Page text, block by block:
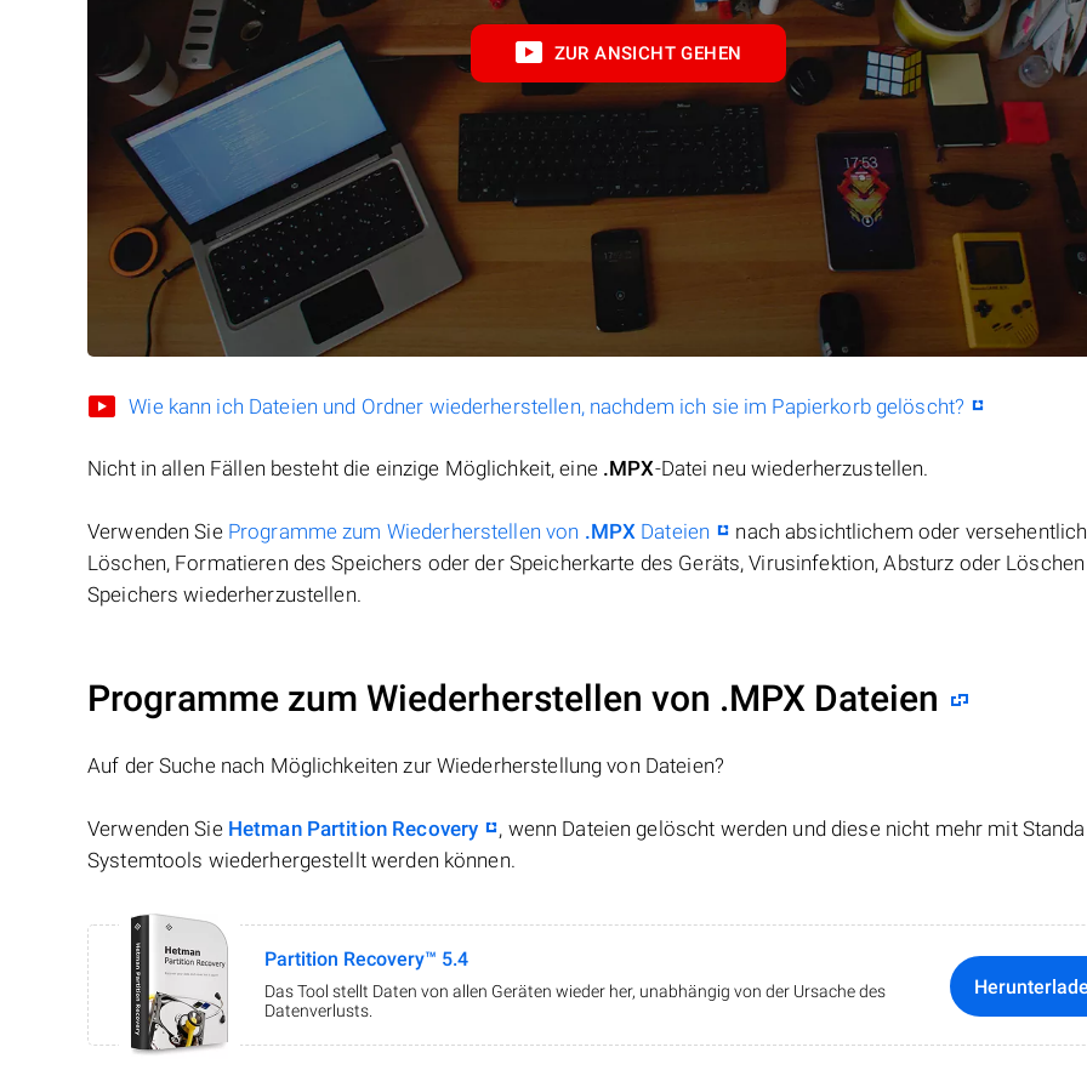
ZUR ANSICHT GEHEN
Wie kann ich Dateien und Ordner wiederherstellen, nachdem ich sie im Papierkorb gelöscht?
Nicht in allen Fällen besteht die einzige Möglichkeit, eine .MPX-Datei neu wiederherzustellen.
Verwenden Sie Programme zum Wiederherstellen von .MPX Dateien
nach absichtlichem oder
Löschen, Formatieren des Speichers oder der Speicherkarte des Geräts, Virusinfektion, Absturz oder
Speichers wiederherzustellen.
Programme zum Wiederherstellen von .MPX Dateien
Auf der Suche nach Möglichkeiten zur Wiederherstellung von Dateien?
Verwenden Sie Hetman Partition Recovery
, wenn Dateien gelöscht werden und diese nicht mehr mit
Systemtools wiederhergestellt werden können.
Partition Recovery™ 5.4
Das Tool stellt Daten von allen Geräten wieder her, unabhängig von der Ursache des
Datenverlusts.